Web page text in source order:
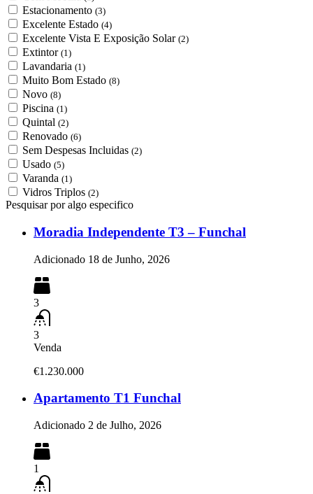
Estacionamento (3)
Excelente Estado (4)
Excelente Vista E Exposição Solar (2)
Extintor (1)
Lavandaria (1)
Muito Bom Estado (8)
Novo (8)
Piscina (1)
Quintal (2)
Renovado (6)
Sem Despesas Incluidas (2)
Usado (5)
Varanda (1)
Vidros Triplos (2)
Pesquisar por algo especifico
Moradia Independente T3 – Funchal
Adicionado 18 de Junho, 2026
3
3
Venda
€1.230.000
Apartamento T1 Funchal
Adicionado 2 de Julho, 2026
1